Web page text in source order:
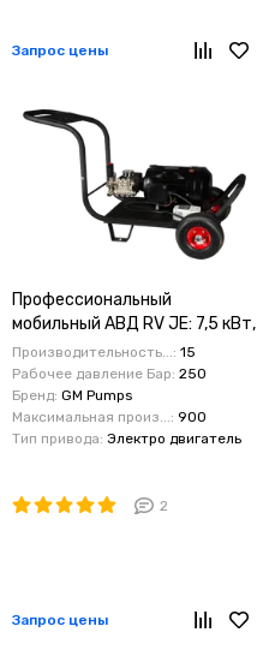
Запрос цены
Профессиональный
мобильный АВД RV JE: 7,5 кВт,
250 бар, 900 л/час (15 л/мин),
версия с TS
Производительность...: 15
Рабочее давление Бар: 250
Бренд: GM Pumps
Максимальная произ...: 900
Тип привода: Электро двигатель
2
Запрос цены